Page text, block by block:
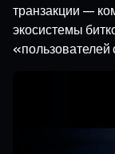
транзакции —
экосистемы
«пользователей